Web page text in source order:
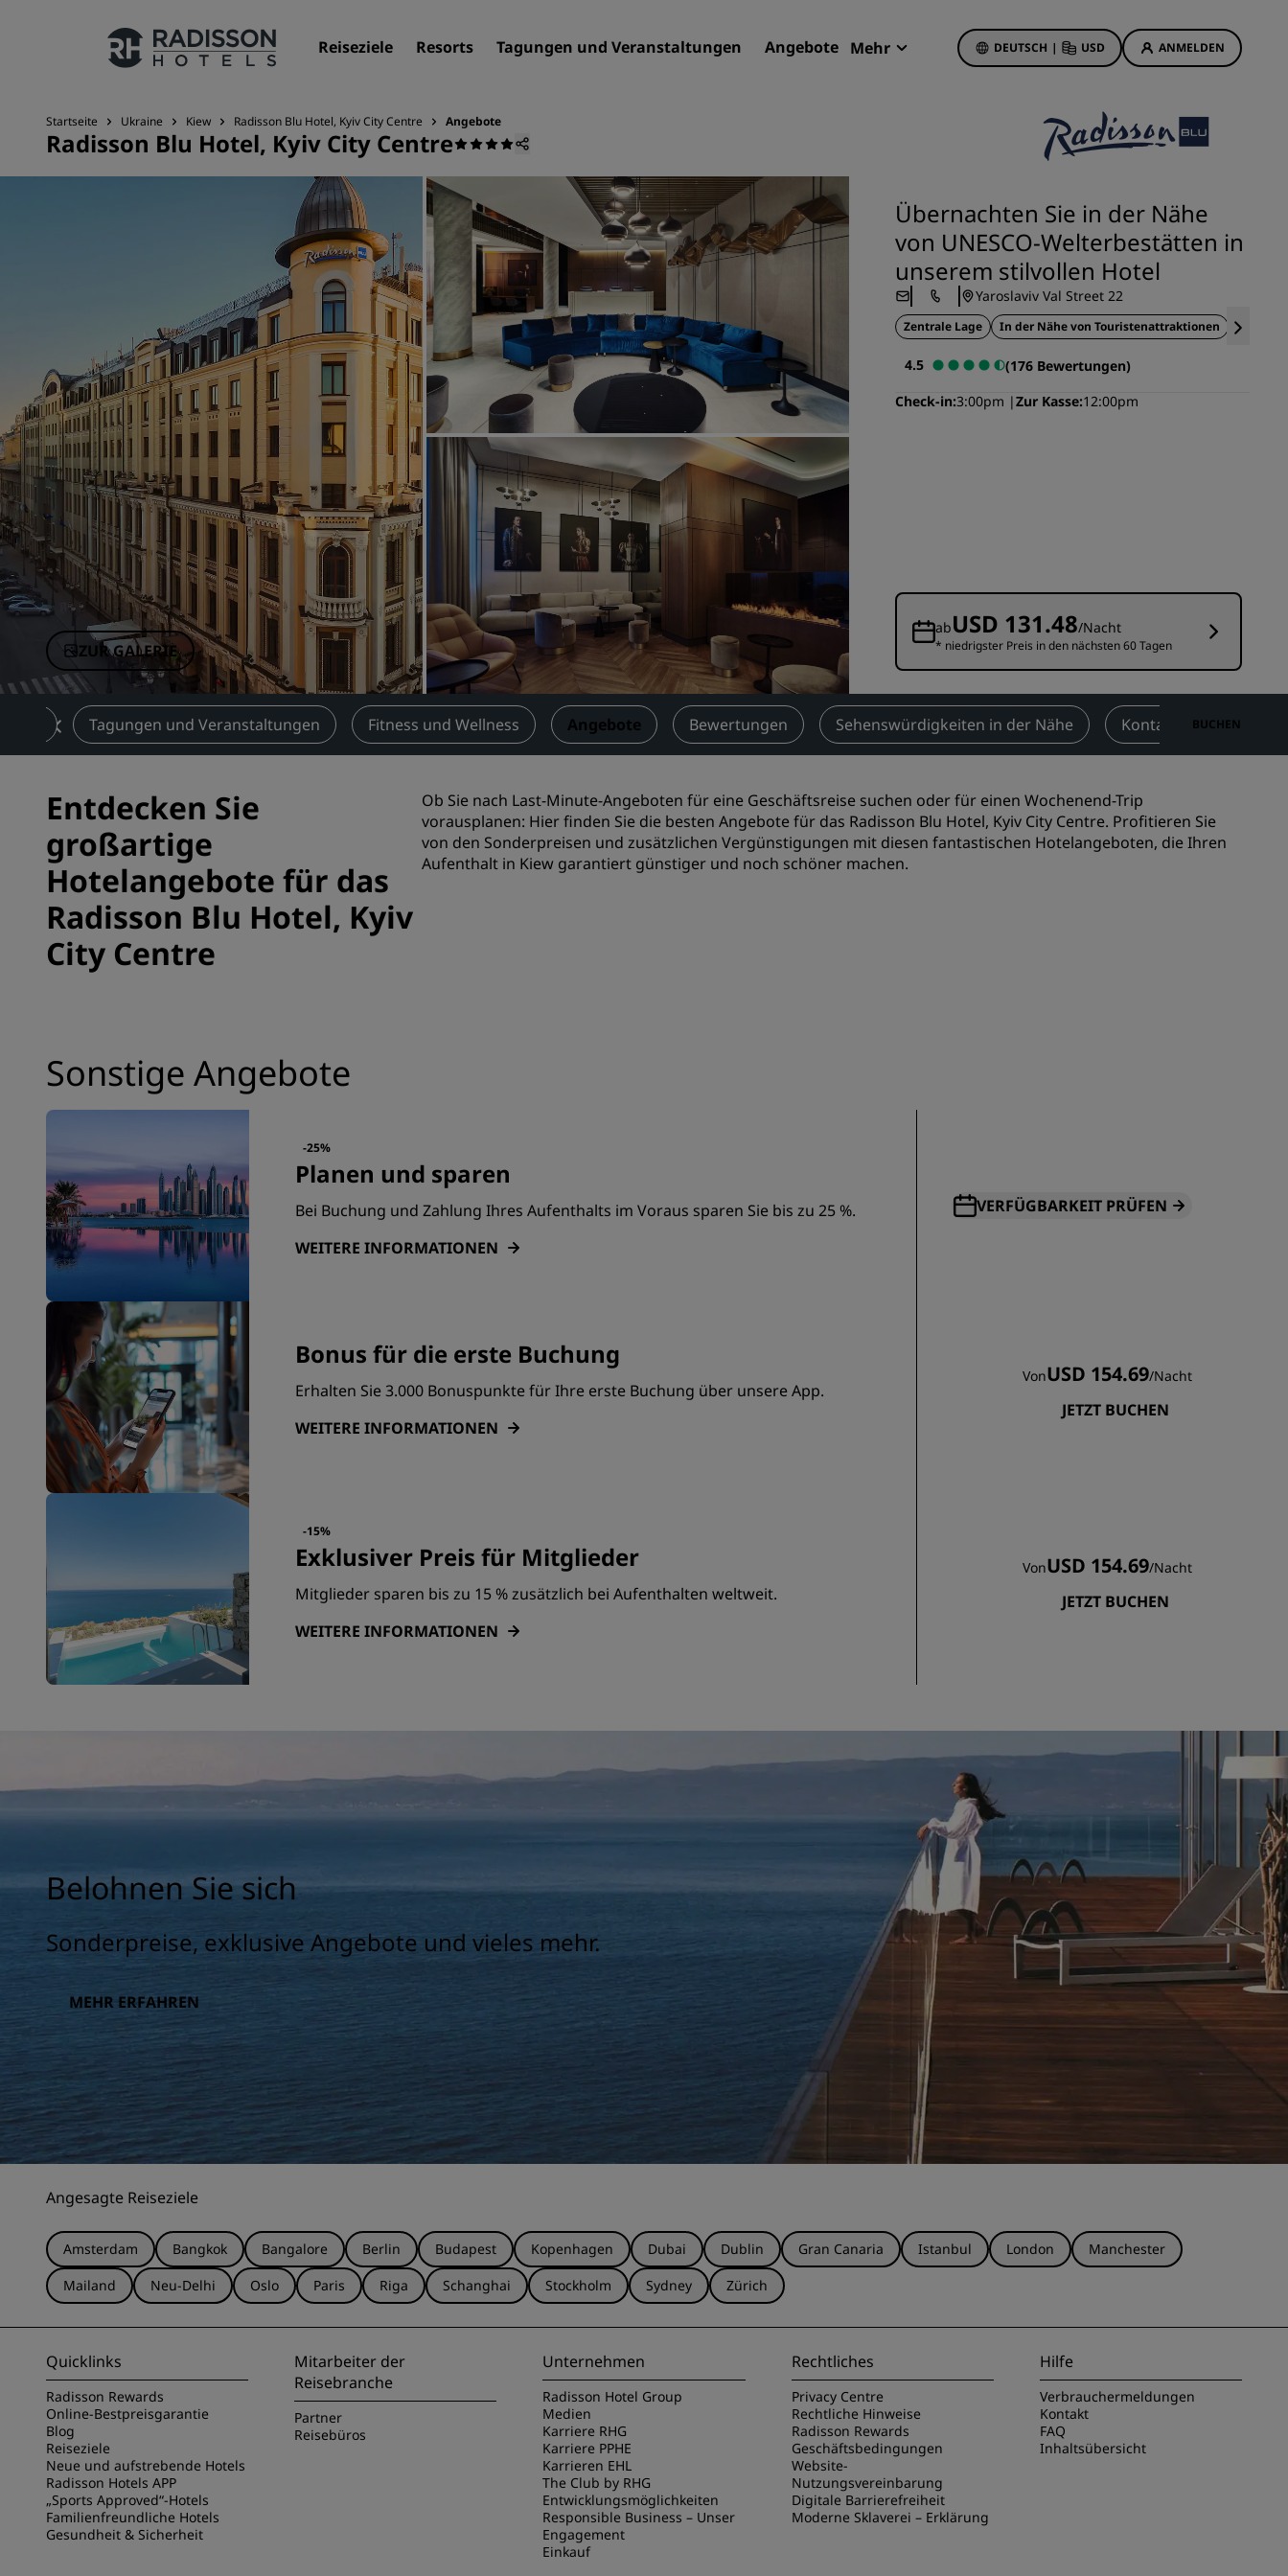
Reiseziele Resorts Tagungen und Veranstaltungen Angebote Mehr DEUTSCH | USD ANMELDEN
Unsere Marken
Verbundene Marken in China
Reiseziele
Resorts
Serviced Apartments
Neue und geplante Hotels
Tagungen und
Veranstaltungen
Entdecken Sie Radisson Meetings
Einen Meetingraum buchen
Fordern Sie ein Angebot an
Veranstaltungsorte
Branchenlösungen
Restaurants
Nach einem Restaurant suchen
Radisson Hotels App
Hotelangebote
Bonus für die erste Buchung
Deals of the Day
Im Voraus buchen
Unsere Angebote anzeigen
Reisevorschläge
Familienfreundliche Hotels
Besuchen Sie unseren Blog
Radisson Rewards
Entdecken Sie Radisson Rewards
Vorteile
So verwenden Sie Punkte
Bookers and Planners
Startseite Ukraine Kiew Radisson Blu Hotel, Kyiv City Centre Angebote
Radisson Blu Hotel, Kyiv City Centre
ZUR GALERIE
Übernachten Sie in der Nähe
von UNESCO-Welterbestätten in
unserem stilvollen Hotel
Yaroslaviv Val Street 22
Zentrale Lage In der Nähe von Touristenattraktionen
4.5
(176 Bewertungen)
Check-in 3:00pm Zur Kasse 12:00pm
abUSD 131.48/Nacht
* niedrigster Preis in den nächsten 60 Tagen
Tagungen und Veranstaltungen Fitness und Wellness Angebote Bewertungen Sehenswürdigkeiten in der Nähe Kontakt BUCHEN
Entdecken Sie
großartige
Hotelangebote für das
Radisson Blu Hotel, Kyiv
City Centre
Ob Sie nach Last-Minute-Angeboten für eine Geschäftsreise suchen oder für einen Wochenend-Trip
vorausplanen: Hier finden Sie die besten Angebote für das Radisson Blu Hotel, Kyiv City Centre. Profitieren Sie
von den Sonderpreisen und zusätzlichen Vergünstigungen mit diesen fantastischen Hotelangeboten, die Ihren
Aufenthalt in Kiew garantiert günstiger und noch schöner machen.
Sonstige Angebote
-25%
Planen und sparen
Bei Buchung und Zahlung Ihres Aufenthalts im Voraus sparen Sie bis zu 25 %.
WEITERE INFORMATIONEN
VERFÜGBARKEIT PRÜFEN
Bonus für die erste Buchung
Erhalten Sie 3.000 Bonuspunkte für Ihre erste Buchung über unsere App.
WEITERE INFORMATIONEN
VonUSD 154.69/Nacht
JETZT BUCHEN
-15%
Exklusiver Preis für Mitglieder
Mitglieder sparen bis zu 15 % zusätzlich bei Aufenthalten weltweit.
WEITERE INFORMATIONEN
VonUSD 154.69/Nacht
JETZT BUCHEN
Belohnen Sie sich
Sonderpreise, exklusive Angebote und vieles mehr.
MEHR ERFAHREN
Angesagte Reiseziele
Amsterdam Bangkok Bangalore Berlin Budapest Kopenhagen Dubai Dublin Gran Canaria Istanbul London
Manchester
Mailand
Neu-Delhi Oslo Paris Riga Schanghai Stockholm Sydney Zürich
Quicklinks
Radisson Rewards
Online-Bestpreisgarantie
Blog
Reiseziele
Neue und aufstrebende Hotels
Radisson Hotels APP
„Sports Approved“-Hotels
Familienfreundliche Hotels
Gesundheit & Sicherheit
Mitarbeiter der
Reisebranche
Partner
Reisebüros
Unternehmen
Radisson Hotel Group
Medien
Karriere RHG
Karriere PPHE
Karrieren EHL
The Club by RHG
Entwicklungsmöglichkeiten
Responsible Business – Unser
Engagement
Einkauf
Rechtliches
Privacy Centre
Rechtliche Hinweise
Radisson Rewards
Geschäftsbedingungen
Website-
Nutzungsvereinbarung
Digitale Barrierefreiheit
Moderne Sklaverei – Erklärung
Hilfe
Verbrauchermeldungen
Kontakt
FAQ
Inhaltsübersicht